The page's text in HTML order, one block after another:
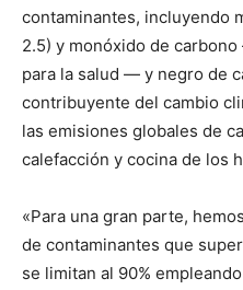
contaminantes, incluyendo
2.5) y monóxido de
para la salud — y negro de
contribuyente del cambio
las emisiones globales de
calefacción y cocina de los
«Para una gran parte,
de contaminantes que
se limitan al 90%